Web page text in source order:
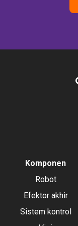
Komponen
Robot
Efektor akhir
Sistem kontrol